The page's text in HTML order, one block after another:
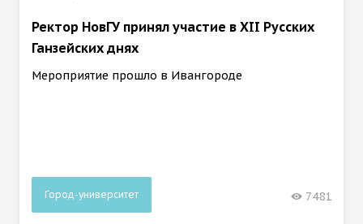
Ректор НовГУ принял участие в ХII Русских
Ганзейских днях
Мероприятие прошло в Ивангороде
Город-университет 7481